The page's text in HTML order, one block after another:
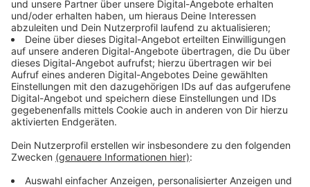
Keep on rocking!
Verpass' nichts mehr mit unserem kostenlosen ROCK
ANTENNE Rock-Newsletter. Ob Musiknews,
Interviews, Quizspaß oder unsere neuesten Aktionen -